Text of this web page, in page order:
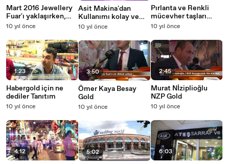
Mart 2016 Jewellery
Fuar'ı yaklaşırken,
Geçen Yılda Kimler
10 yıl önce
1:23
Habergold için ne
dediler Tanıtım
10 yıl önce
4:12
Asit Makina'dan
Kullanımı kolay ve
pratik döküm fırınına
10 yıl önce
3:50
Ömer Kaya Besay
Gold
10 yıl önce
5:02
Pırlanta ve Renkli
mücevher taşları
temel eğitim
10 yıl önce
2:45
Murat Nİziplioğlu
NZP Gold
10 yıl önce
6:03